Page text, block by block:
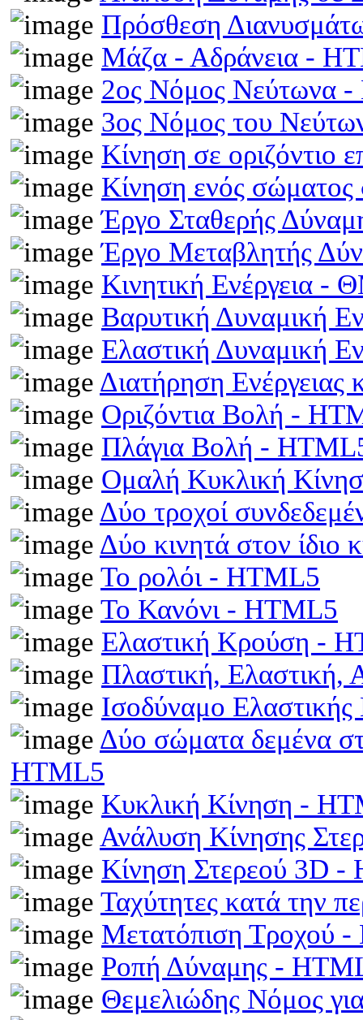
Πρόσθεση
Μάζα - Αδράνεια -
2ος Νόμος Νεύτωνα
3ος Νόμος του
Κίνηση σε οριζόντιο
Κίνηση ενός
Έργο Σταθερής
Έργο Μεταβλητής
Κινητική Ενέργεια
Βαρυτική Δυναμική
Ελαστική Δυναμική
Διατήρηση
Οριζόντια Βολή -
Πλάγια Βολή -
Ομαλή Κυκλική
Δύο τροχοί
Δύο κινητά στον
Το ρολόι - HTML5
Το Κανόνι - HTML5
Ελαστική Κρούση -
Πλαστική,
Ισοδύναμο
Δύο σώματα δεμένα
HTML5
Κυκλική Κίνηση -
Ανάλυση Κίνησης
Κίνηση Στερεού 3D -
Ταχύτητες κατά την
Μετατόπιση Τροχού
Ροπή Δύναμης -
Θεμελιώδης Νόμος